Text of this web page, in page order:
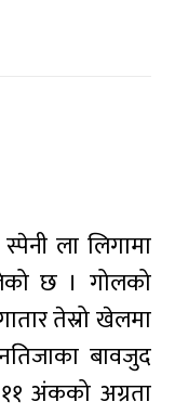
ला लिगामा
छ । गोलको
तेस्रो खेलमा
बावजुद
११ अंकको अग्रता